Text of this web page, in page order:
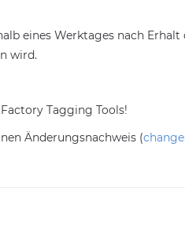
eines Werktages nach
wird.
Tagging Tools!
Änderungsnachweis (